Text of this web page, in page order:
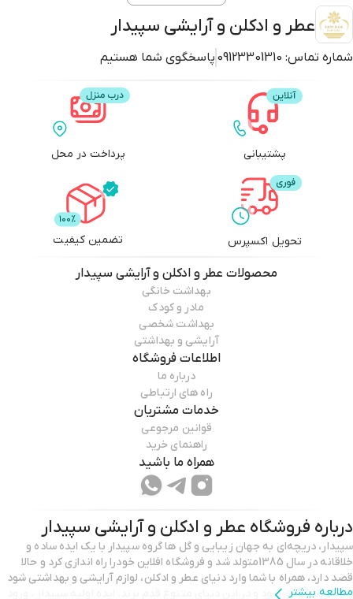
عطر و ادکلن و آرایشی سپیدار
شماره تماس: 09123301310 پاسخگوی شما هستیم
پشتیبانی پرداخت در محل
تحویل اکسپرس تضمین کیفیت
محصولات عطر و ادکلن و آرایشی سپیدار
بهداشت خانگی
مادر و کودک
بهداشت شخصی
آرایشی و بهداشتی
اطلاعات فروشگاه
درباره ما
راه های ارتباطی
خدمات مشتریان
قوانین مرجوعی
راهنمای خرید
همراه ما باشید
درباره فروشگاه عطر و ادکلن و آرایشی سپیدار
سپیدار، دریچه‌ای به جهان زیبایی و گل ها گروه سپیدار با یک ایده‌ ساده و
خلاقانه در سال 1385متولد شد و فروشگاه افلاین خودرا راه اندازی کرد و حالا
قصد دارد، همراه با شما وارد دنیای عطر و ادکلن، لوازم آرایشی و بهداشتی شود
مطالعه بیشتر